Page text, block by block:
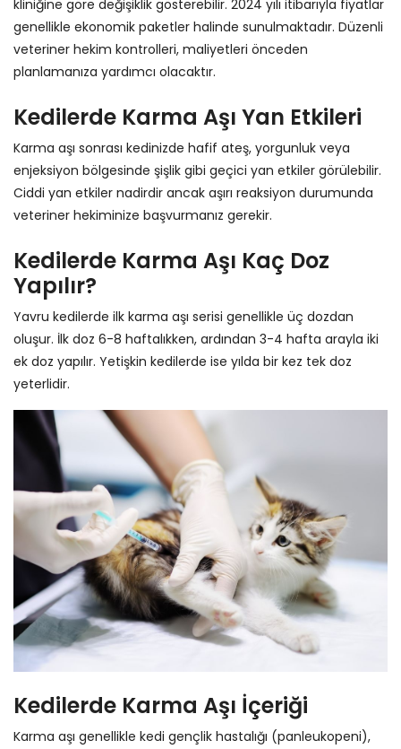
kliniğine göre değişiklik gösterebilir. 2024 yılı itibarıyla fiyatlar
genellikle ekonomik paketler halinde sunulmaktadır. Düzenli
veteriner hekim kontrolleri, maliyetleri önceden
planlamanıza yardımcı olacaktır.
Kedilerde Karma Aşı Yan Etkileri
Karma aşı sonrası kedinizde hafif ateş, yorgunluk veya
enjeksiyon bölgesinde şişlik gibi geçici yan etkiler görülebilir.
Ciddi yan etkiler nadirdir ancak aşırı reaksiyon durumunda
veteriner hekiminize başvurmanız gerekir.
Kedilerde Karma Aşı Kaç Doz
Yapılır?
Yavru kedilerde ilk karma aşı serisi genellikle üç dozdan
oluşur. İlk doz 6-8 haftalıkken, ardından 3-4 hafta arayla iki
ek doz yapılır. Yetişkin kedilerde ise yılda bir kez tek doz
yeterlidir.
Kedilerde Karma Aşı İçeriği
Karma aşı genellikle kedi gençlik hastalığı (panleukopeni),